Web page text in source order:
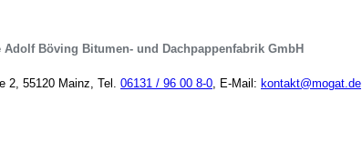
Adolf Böving Bitumen- und Dachpappenfabrik GmbH
2, 55120 Mainz, Tel. 06131 / 96 00 8-0, E-Mail: kontakt@mogat.de